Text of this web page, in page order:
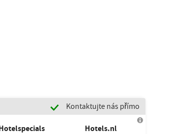
Kontaktujte nás přímo
Hotels.nl